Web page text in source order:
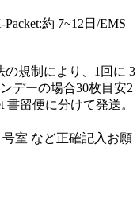
約 7~12日/EMS
規制により、1回に 3
デーの場合30枚目安2
書留便に分けて発送。
室 など正確記入お願